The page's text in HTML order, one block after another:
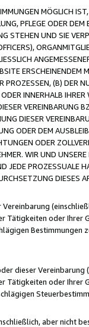
MÖGLICH
PFLEGE ODER DEM
STEHEN UND SIE
ERSCHEINENDEM
PROZESSEN, (B) DER
INNERHALB
VEREINBARUNG
DIESER
ODER DEM
ODER
WIR UND
JEDE PROZESSUALE
DIESES
Tätigkeiten oder Ihrer
Bestimmungen
dieser
Tätigkeiten oder Ihrer
aber nicht